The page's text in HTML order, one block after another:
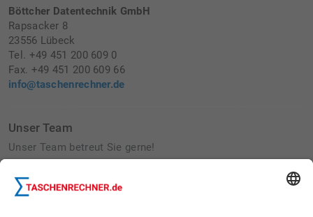
Böttcher Datentechnik GmbH
Rapsacker 8
23556 Lübeck
Tel. +49 451 200 609 0
Fax. +49 451 200 609 66
info@taschenrechner.de
Unser Team
Unser Team betreut Sie gerne!